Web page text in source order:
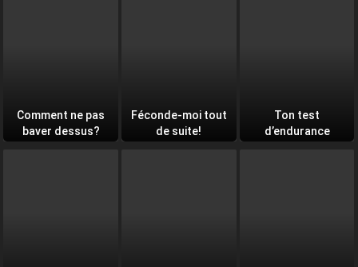
Comment ne pas
baver dessus?
Féconde-moi tout
de suite!
Ton test
d’endurance